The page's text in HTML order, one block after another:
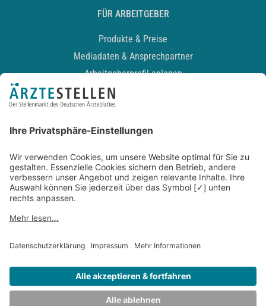
FÜR ARBEITGEBER
Produkte & Preise
Mediadaten & Ansprechpartner
Arbeitgeberprofil anlegen
Recruiting-Podcast
Kontakt
Datenschutz
Newsletter